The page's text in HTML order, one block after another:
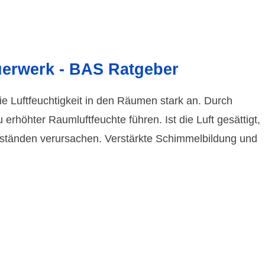
- BAS Ratgeber
Luft­feuch­tigkeit in den Räumen stark an. Durch
Raum­luft­feuchte führen. Ist die Luft gesättigt,
verursachen. Verstärkte Schimmel­bildung und